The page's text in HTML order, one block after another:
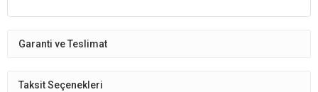
Garanti ve Teslimat
Taksit Seçenekleri